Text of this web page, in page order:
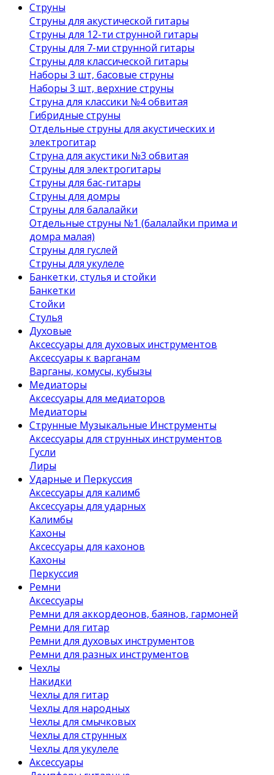
Струны
Струны для акустической гитары
Струны для 12-ти струнной гитары
Струны для 7-ми струнной гитары
Струны для классической гитары
Наборы 3 шт, басовые струны
Наборы 3 шт, верхние струны
Струна для классики №4 обвитая
Гибридные струны
Отдельные струны для акустических и
электрогитар
Струна для акустики №3 обвитая
Струны для электрогитары
Струны для бас-гитары
Струны для домры
Струны для балалайки
Отдельные струны №1 (балалайки прима и
домра малая)
Струны для гуслей
Струны для укулеле
Банкетки, стулья и стойки
Банкетки
Стойки
Стулья
Духовые
Аксессуары для духовых инструментов
Аксессуары к варганам
Варганы, комусы, кубызы
Медиаторы
Аксессуары для медиаторов
Медиаторы
Струнные Музыкальные Инструменты
Аксессуары для струнных инструментов
Гусли
Лиры
Ударные и Перкуссия
Аксессуары для калимб
Аксессуары для ударных
Калимбы
Кахоны
Аксессуары для кахонов
Кахоны
Перкуссия
Ремни
Аксессуары
Ремни для аккордеонов, баянов, гармоней
Ремни для гитар
Ремни для духовых инструментов
Ремни для разных инструментов
Чехлы
Накидки
Чехлы для гитар
Чехлы для народных
Чехлы для смычковых
Чехлы для струнных
Чехлы для укулеле
Аксессуары